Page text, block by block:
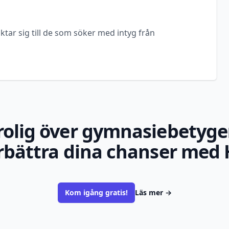
sig till de som söker med intyg från
över
dina chanser med
Kom igång gratis! Läs mer →